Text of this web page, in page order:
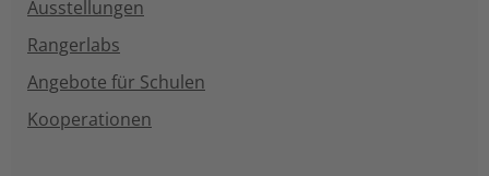
Ausstellungen
Rangerlabs
Angebote für Schulen
Kooperationen